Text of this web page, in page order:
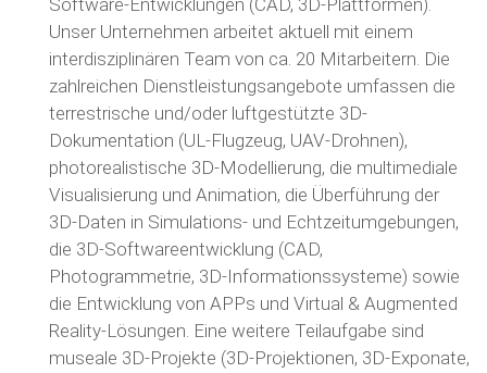
Software-Entwicklungen (CAD, 3D-Plattformen).
Unser Unternehmen arbeitet aktuell mit einem
interdisziplinären Team von ca. 20 Mitarbeitern. Die
zahlreichen Dienstleistungsangebote umfassen die
terrestrische und/oder luftgestützte 3D-
Dokumentation (UL-Flugzeug, UAV-Drohnen),
photorealistische 3D-Modellierung, die multimediale
Visualisierung und Animation, die Überführung der
3D-Daten in Simulations- und Echtzeitumgebungen,
die 3D-Softwareentwicklung (CAD,
Photogrammetrie, 3D-Informationssysteme) sowie
die Entwicklung von APPs und Virtual & Augmented
Reality-Lösungen. Eine weitere Teilaufgabe sind
museale 3D-Projekte (3D-Projektionen, 3D-Exponate,